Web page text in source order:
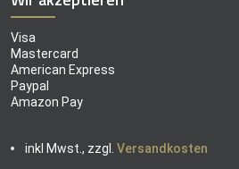
Visa
Mastercard
American Express
Paypal
Amazon Pay
inkl Mwst., zzgl. Versandkosten